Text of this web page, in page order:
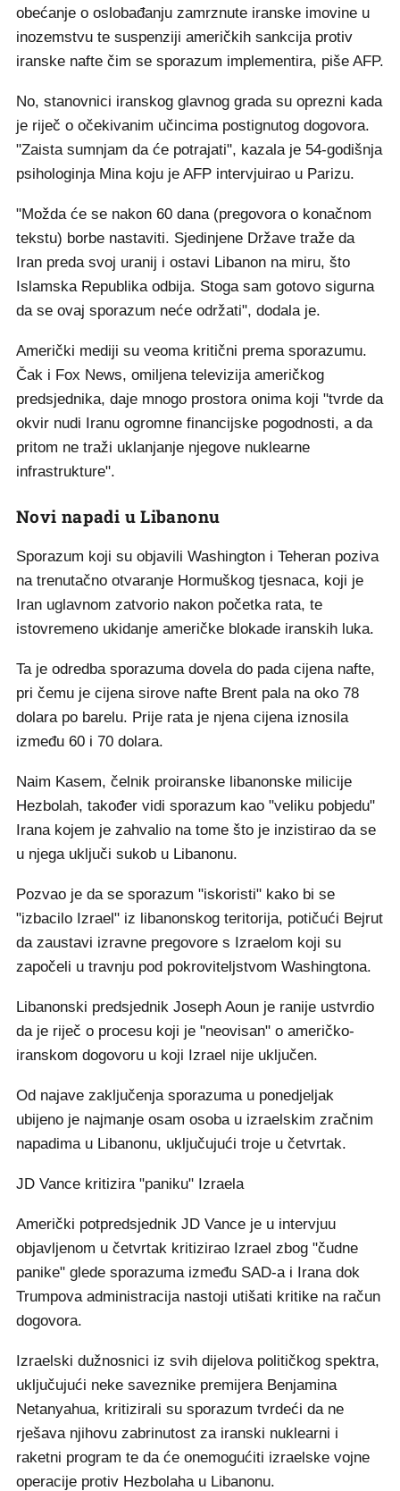
obećanje o oslobađanju zamrznute iranske imovine u
inozemstvu te suspenziji američkih sankcija protiv
iranske nafte čim se sporazum implementira, piše AFP.
No, stanovnici iranskog glavnog grada su oprezni kada
je riječ o očekivanim učincima postignutog dogovora.
"Zaista sumnjam da će potrajati", kazala je 54-godišnja
psihologinja Mina koju je AFP intervjuirao u Parizu.
"Možda će se nakon 60 dana (pregovora o konačnom
tekstu) borbe nastaviti. Sjedinjene Države traže da
Iran preda svoj uranij i ostavi Libanon na miru, što
Islamska Republika odbija. Stoga sam gotovo sigurna
da se ovaj sporazum neće održati", dodala je.
Američki mediji su veoma kritični prema sporazumu.
Čak i Fox News, omiljena televizija američkog
predsjednika, daje mnogo prostora onima koji "tvrde da
okvir nudi Iranu ogromne financijske pogodnosti, a da
pritom ne traži uklanjanje njegove nuklearne
infrastrukture".
Novi napadi u Libanonu
Sporazum koji su objavili Washington i Teheran poziva
na trenutačno otvaranje Hormuškog tjesnaca, koji je
Iran uglavnom zatvorio nakon početka rata, te
istovremeno ukidanje američke blokade iranskih luka.
Ta je odredba sporazuma dovela do pada cijena nafte,
pri čemu je cijena sirove nafte Brent pala na oko 78
dolara po barelu. Prije rata je njena cijena iznosila
između 60 i 70 dolara.
Naim Kasem, čelnik proiranske libanonske milicije
Hezbolah, također vidi sporazum kao "veliku pobjedu"
Irana kojem je zahvalio na tome što je inzistirao da se
u njega uključi sukob u Libanonu.
Pozvao je da se sporazum "iskoristi" kako bi se
"izbacilo Izrael" iz libanonskog teritorija, potičući Bejrut
da zaustavi izravne pregovore s Izraelom koji su
započeli u travnju pod pokroviteljstvom Washingtona.
Libanonski predsjednik Joseph Aoun je ranije ustvrdio
da je riječ o procesu koji je "neovisan" o američko-
iranskom dogovoru u koji Izrael nije uključen.
Od najave zaključenja sporazuma u ponedjeljak
ubijeno je najmanje osam osoba u izraelskim zračnim
napadima u Libanonu, uključujući troje u četvrtak.
JD Vance kritizira "paniku" Izraela
Američki potpredsjednik JD Vance je u intervjuu
objavljenom u četvrtak kritizirao Izrael zbog "čudne
panike" glede sporazuma između SAD-a i Irana dok
Trumpova administracija nastoji utišati kritike na račun
dogovora.
Izraelski dužnosnici iz svih dijelova političkog spektra,
uključujući neke saveznike premijera Benjamina
Netanyahua, kritizirali su sporazum tvrdeći da ne
rješava njihovu zabrinutost za iranski nuklearni i
raketni program te da će onemogućiti izraelske vojne
operacije protiv Hezbolaha u Libanonu.